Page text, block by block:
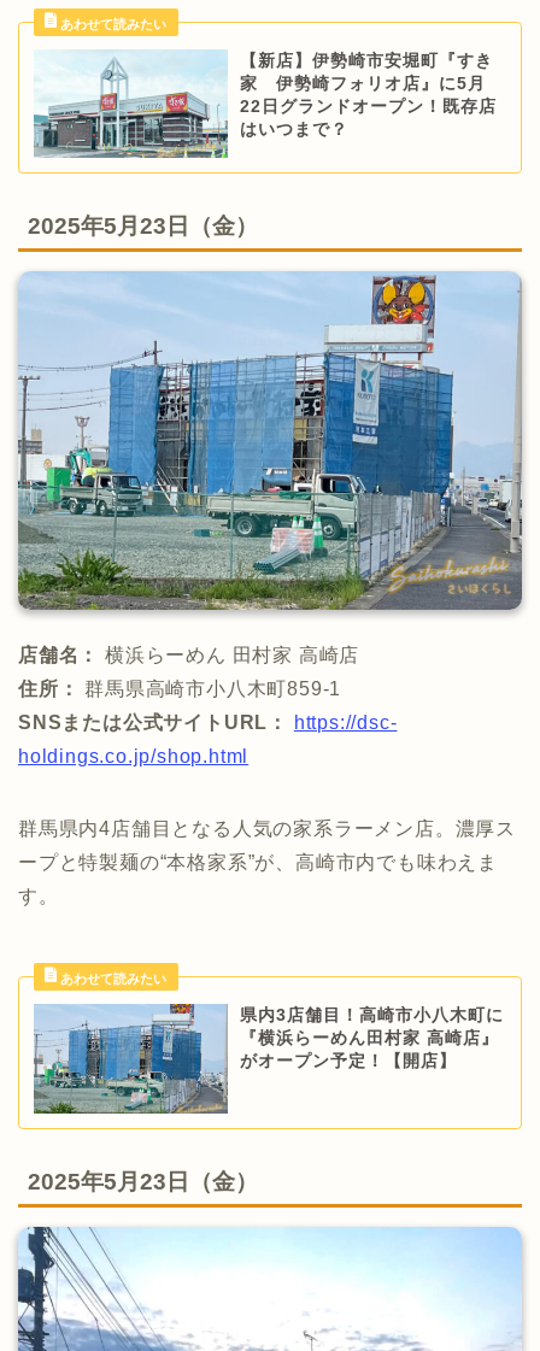
【新店】伊勢崎市安堀町『すき
家 伊勢崎フォリオ店』に5月
22日グランドオープン！既存店
はいつまで？
2025年5月23日（金）
店舗名：
横浜らーめん 田村家 高崎店
住所：
群馬県高崎市小八木町859-1
SNSまたは公式サイトURL：
https://dsc-
holdings.co.jp/shop.html
群馬県内4店舗目となる人気の家系ラーメン店。濃厚ス
ープと特製麺の“本格家系”が、高崎市内でも味わえま
す。
県内3店舗目！高崎市小八木町に
『横浜らーめん田村家 高崎店』
がオープン予定！【開店】
2025年5月23日（金）